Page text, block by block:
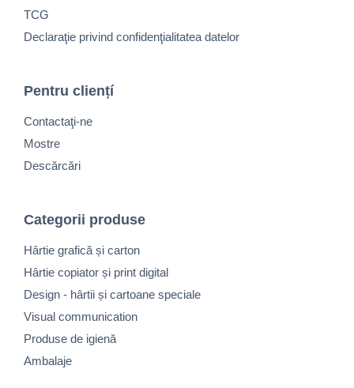
TCG
Declaraţie privind confidenţialitatea datelor
Pentru cliențí
Contactaţi-ne
Mostre
Descărcări
Categorii produse
Hârtie grafică și carton
Hârtie copiator și print digital
Design - hârtii și cartoane speciale
Visual communication
Produse de igienă
Ambalaje